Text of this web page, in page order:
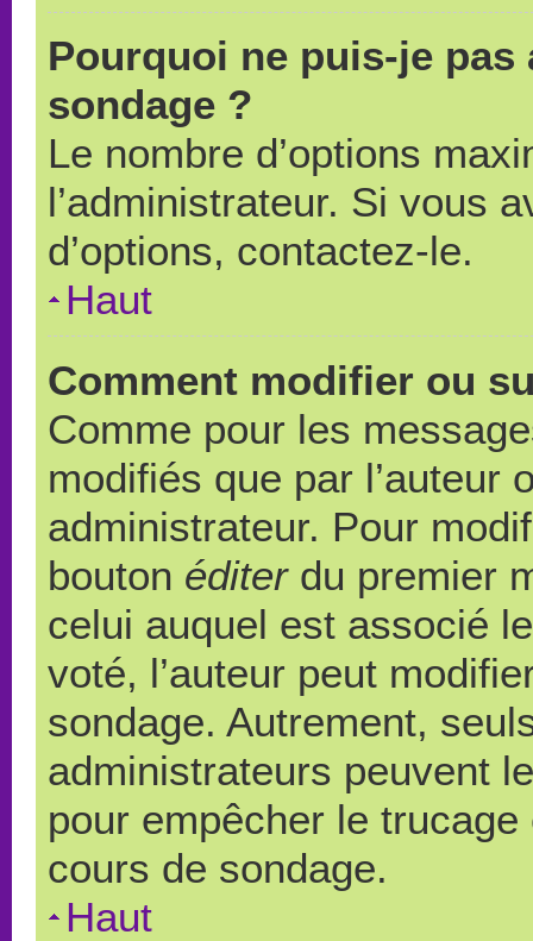
Pourquoi ne puis-je
sondage ?
Le nombre d’options
l’administrateur. Si vous
d’options, contactez-le.
Haut
Comment modifier ou
Comme pour les
modifiés que par l’auteur
administrateur. Pour
bouton éditerdu premier
celui auquel est associé
voté, l’auteur peut
sondage. Autrement,
administrateurs peuvent
pour empêcher le
cours de sondage.
Haut